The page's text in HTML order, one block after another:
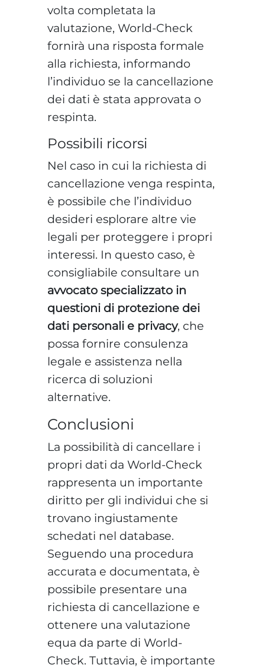
volta completata la
valutazione, World-Check
fornirà una risposta formale
alla richiesta, informando
l’individuo se la cancellazione
dei dati è stata approvata o
respinta.
Possibili ricorsi
Nel caso in cui la richiesta di
cancellazione venga respinta,
è possibile che l’individuo
desideri esplorare altre vie
legali per proteggere i propri
interessi. In questo caso, è
consigliabile consultare un
avvocato specializzato in
questioni di protezione dei
dati personali e privacy, che
possa fornire consulenza
legale e assistenza nella
ricerca di soluzioni
alternative.
Conclusioni
La possibilità di cancellare i
propri dati da World-Check
rappresenta un importante
diritto per gli individui che si
trovano ingiustamente
schedati nel database.
Seguendo una procedura
accurata e documentata, è
possibile presentare una
richiesta di cancellazione e
ottenere una valutazione
equa da parte di World-
Check. Tuttavia, è importante